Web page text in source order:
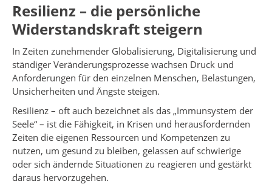
Resilienz – die persönliche
Widerstandskraft steigern
In Zeiten zunehmender Globalisierung, Digitalisierung und
ständiger Veränderungsprozesse wachsen Druck und
Anforderungen für den einzelnen Menschen, Belastungen,
Unsicherheiten und Ängste steigen.
Resilienz – oft auch bezeichnet als das „Immunsystem der
Seele“ – ist die Fähigkeit, in Krisen und herausfordernden
Zeiten die eigenen Ressourcen und Kompetenzen zu
nutzen, um gesund zu bleiben, gelassen auf schwierige
oder sich ändernde Situationen zu reagieren und gestärkt
daraus hervorzugehen.